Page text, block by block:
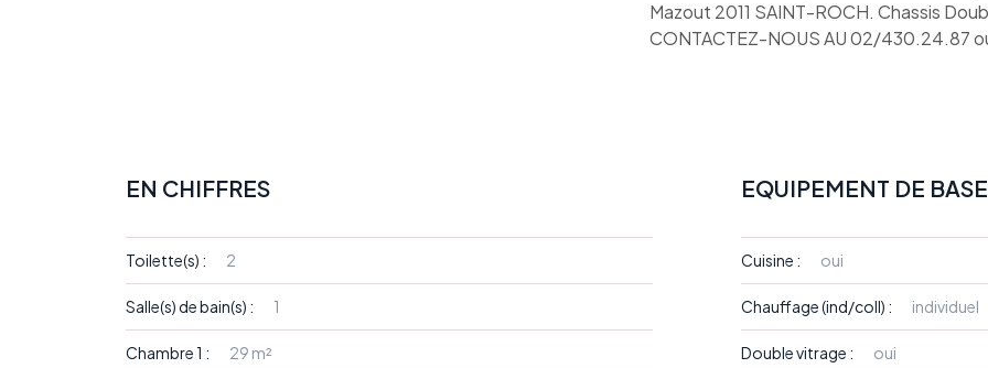
Mazout 2011 SAINT-ROCH. Chassis
CONTACTEZ-NOUS AU 02/430.24.87
EN CHIFFRES
Toilette(s) : 2
Salle(s) de bain(s) : 1
Chambre 1 : 29 m²
EQUIPEMENT DE BASE
Cuisine : oui
Chauffage (ind/coll) : individuel
Double vitrage : oui